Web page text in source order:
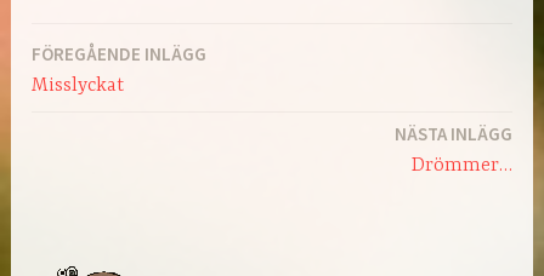
Inläggsnavigering
FÖREGÅENDE INLÄGG
Misslyckat
NÄSTA INLÄGG
Drömmer…